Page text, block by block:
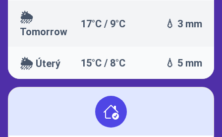
🌦️
Tomorrow
17°C / 9°C 💧 3 mm
🌦️ Úterý 15°C / 8°C 💧 5 mm